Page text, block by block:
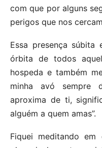
com que por alguns
perigos que nos
Essa presença
órbita de todos
hospeda e também
minha avó sempre
aproxima de ti,
alguém a quem amas”.
Fiquei meditando em